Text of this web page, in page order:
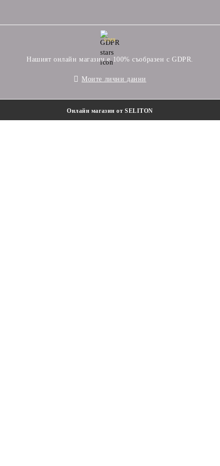
GDPR
Нашият онлайн магазин е 100% съобразен с GDPR.
Моите лични данни
Онлайн магазин от SELITON